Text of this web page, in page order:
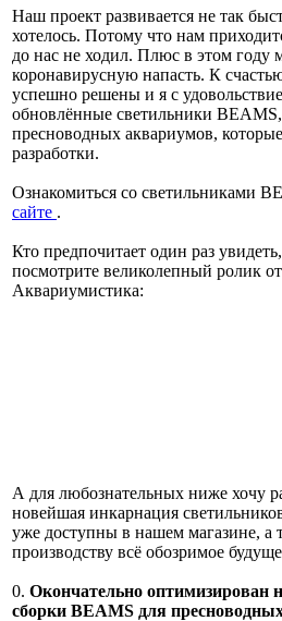
Наш проект развивается не так
хотелось. Потому что нам
до нас не ходил. Плюс в этом году
коронавирусную напасть. К
успешно решены и я с
обновлённые светильники
пресноводных аквариумов,
разработки.
Ознакомиться со светильниками
сайте .
Кто предпочитает один раз
посмотрите великолепный ролик
Аквариумистика:
А для любознательных ниже хочу
новейшая инкарнация
уже доступны в нашем магазине, а
производству всё обозримое
0. Окончательно оптимизирован
сборки BEAMS для